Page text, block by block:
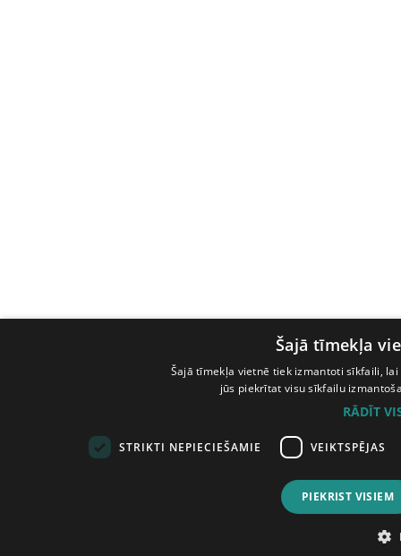
Šajā tīmekļa
Šajā tīmekļa vietnē tiek izmantoti sīkfaili,
jūs piekrītat visu sīkfailu
RĀDĪT
STRIKTI NEPIECIEŠAMIE VEIKTSPĒJAS
PIEKRIST VISIEM